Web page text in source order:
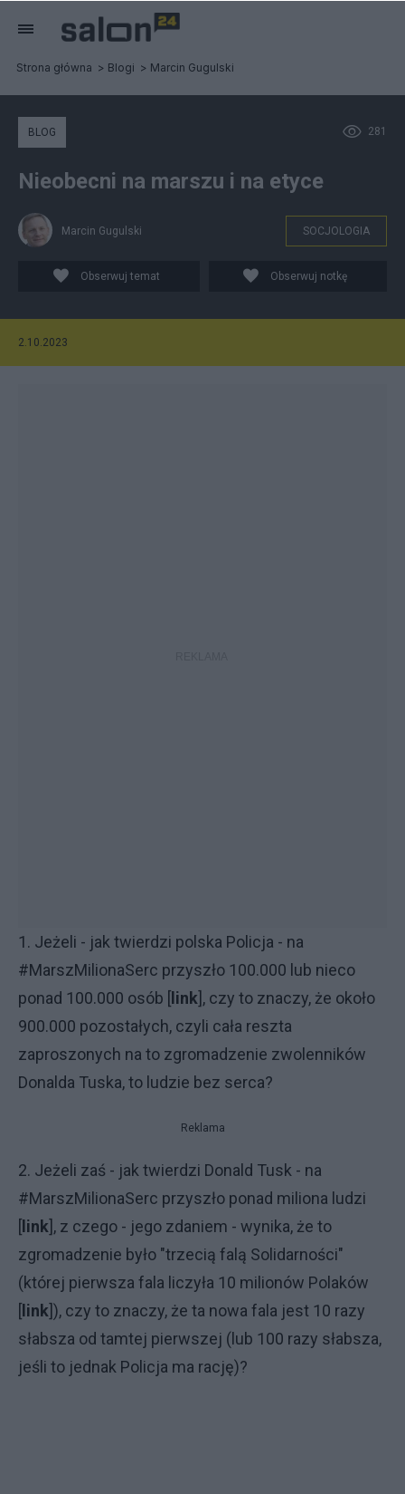
Strona główna Blogi Marcin Gugulski
281
BLOG
Nieobecni na marszu i na etyce
Marcin Gugulski SOCJOLOGIA
Obserwuj temat Obserwuj notkę
2.10.2023
1. Jeżeli - jak twierdzi polska Policja - na
#MarszMilionaSerc przyszło 100.000 lub nieco
ponad 100.000 osób [
link ], czy to znaczy, że około
900.000 pozostałych, czyli cała reszta
zaproszonych na to zgromadzenie zwolenników
Donalda Tuska, to ludzie bez serca?
Reklama
2. Jeżeli zaś - jak twierdzi Donald Tusk - na
#MarszMilionaSerc przyszło ponad miliona ludzi
link ], z czego - jego zdaniem - wynika, że to
zgromadzenie było "trzecią falą Solidarności"
(której pierwsza fala liczyła 10 milionów Polaków
link ]), czy to znaczy, że ta nowa fala jest 10 razy
słabsza od tamtej pierwszej (lub 100 razy słabsza,
jeśli to jednak Policja ma rację)?